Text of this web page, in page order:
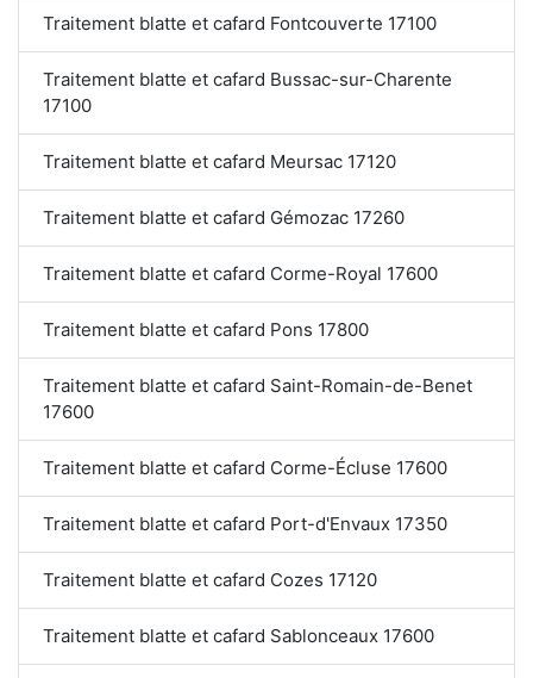
Traitement blatte et cafard Fontcouverte 17100
Traitement blatte et cafard Bussac-sur-Charente
17100
Traitement blatte et cafard Meursac 17120
Traitement blatte et cafard Gémozac 17260
Traitement blatte et cafard Corme-Royal 17600
Traitement blatte et cafard Pons 17800
Traitement blatte et cafard Saint-Romain-de-Benet
17600
Traitement blatte et cafard Corme-Écluse 17600
Traitement blatte et cafard Port-d'Envaux 17350
Traitement blatte et cafard Cozes 17120
Traitement blatte et cafard Sablonceaux 17600